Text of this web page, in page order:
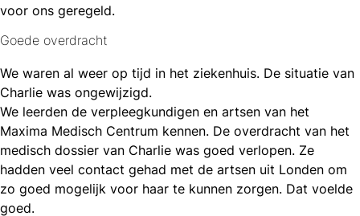
voor ons geregeld.
Goede overdracht
We waren al weer op tijd in het ziekenhuis. De situatie van
Charlie was ongewijzigd.
We leerden de verpleegkundigen en artsen van het
Maxima Medisch Centrum kennen. De overdracht van het
medisch dossier van Charlie was goed verlopen. Ze
hadden veel contact gehad met de artsen uit Londen om
zo goed mogelijk voor haar te kunnen zorgen. Dat voelde
goed.